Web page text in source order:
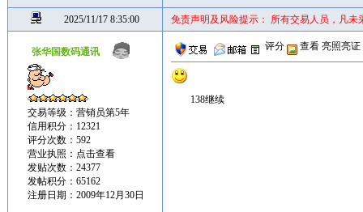
2025/11/17 8:35:00 免责声明及风险提示： 所有交易人员，凡
张华国数码通讯
交易等级：营销员第5年
信用积分：12321
评分次数：592
营业执照： 点击查看
发贴次数：24377
发帖积分：65162
注册日期：2009年12月30日
评分 查看 亮照亮证
138继续